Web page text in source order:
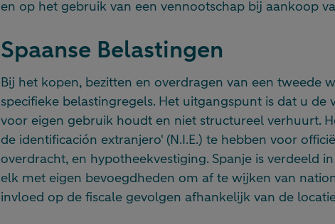
en op het gebruik van een vennootschap bij aankoop
Spaanse Belastingen
Bij het kopen, bezitten en overdragen van een tweede
specifieke belastingregels. Het uitgangspunt is dat u
voor eigen gebruik houdt en niet structureel verhuurt.
de identificación extranjero' (N.I.E.) te hebben voor
overdracht, en hypotheekvestiging. Spanje is verdeeld
elk met eigen bevoegdheden om af te wijken van
invloed op de fiscale gevolgen afhankelijk van de